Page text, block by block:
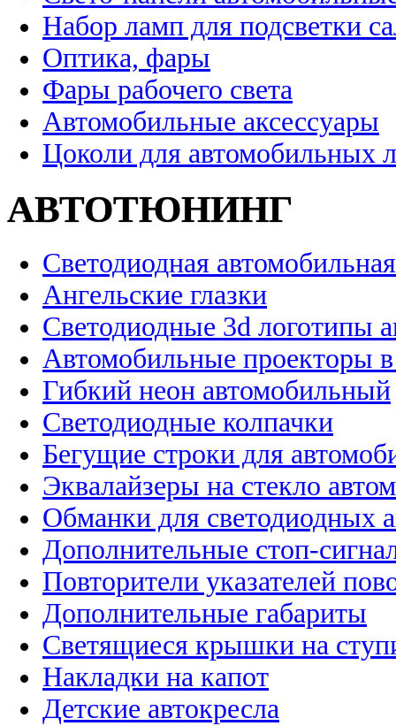
Набор ламп для подсветки
Оптика, фары
Фары рабочего света
Автомобильные аксессуары
Цоколи для автомобильных
АВТОТЮНИНГ
Светодиодная
Ангельские глазки
Светодиодные 3d логотипы
Автомобильные проекторы
Гибкий неон автомобильный
Светодиодные колпачки
Бегущие строки для
Эквалайзеры на стекло
Обманки для светодиодных
Дополнительные стоп-
Повторители указателей
Дополнительные габариты
Светящиеся крышки на
Накладки на капот
Детские автокресла